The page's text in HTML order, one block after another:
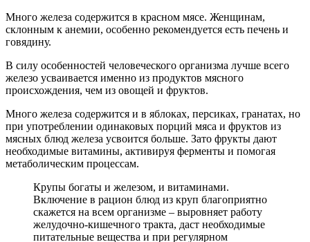
Много железа содержится в красном мясе. Женщинам,
склонным к анемии, особенно рекомендуется есть печень и
говядину.
В силу особенностей человеческого организма лучше всего
железо усваивается именно из продуктов мясного
происхождения, чем из овощей и фруктов.
Много железа содержится и в яблоках, персиках, гранатах, но
при употреблении одинаковых порций мяса и фруктов из
мясных блюд железа усвоится больше. Зато фрукты дают
необходимые витамины, активируя ферменты и помогая
метаболическим процессам.
Крупы богаты и железом, и витаминами.
Включение в рацион блюд из круп благоприятно
скажется на всем организме – выровняет работу
желудочно-кишечного тракта, даст необходимые
питательные вещества и при регулярном